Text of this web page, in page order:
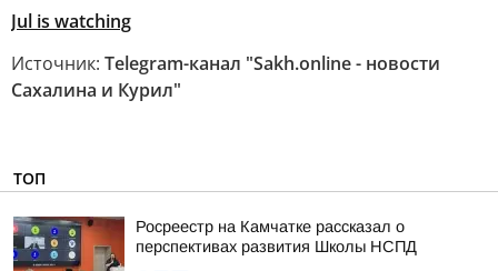
Jul is watching
Источник: Telegram-канал "Sakh.online - новости
Сахалина и Курил"
ТОП
Росреестр на Камчатке рассказал о
перспективах развития Школы НСПД